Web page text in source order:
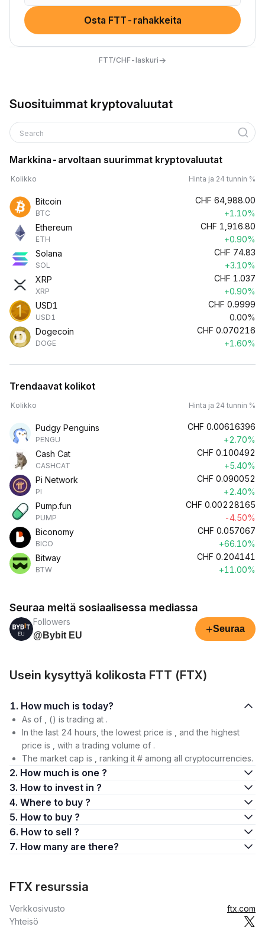
Osta FTT-rahakkeita
FTT/CHF-laskuri→
Suosituimmat kryptovaluutat
Search
Markkina-arvoltaan suurimmat kryptovaluutat
Kolikko Hinta ja 24 tunnin %
Bitcoin
BTC
CHF 64,988.00
+1.10%
Ethereum
ETH
CHF 1,916.80
+0.90%
Solana
SOL
CHF 74.83
+3.10%
XRP
XRP
CHF 1.037
+0.90%
USD1
USD1
CHF 0.9999
0.00%
Dogecoin
DOGE
CHF 0.070216
+1.60%
Trendaavat kolikot
Kolikko Hinta ja 24 tunnin %
Pudgy Penguins
PENGU
CHF 0.00616396
+2.70%
Cash Cat
CASHCAT
CHF 0.100492
+5.40%
Pi Network
PI
CHF 0.090052
+2.40%
Pump.fun
PUMP
CHF 0.00228165
-4.50%
Biconomy
BICO
CHF 0.057067
+66.10%
Bitway
BTW
CHF 0.204141
+11.00%
Seuraa meitä sosiaalisessa mediassa
Followers
@Bybit EU
+Seuraa
Usein kysyttyä kolikosta FTT (FTX)
1. How much is today?
As of , () is trading at .
In the last 24 hours, the lowest price is , and the highest
price is , with a trading volume of .
The market cap is , ranking it # among all cryptocurrencies.
2. How much is one ?
3. How to invest in ?
4. Where to buy ?
5. How to buy ?
6. How to sell ?
7. How many are there?
FTX resurssia
Verkkosivusto
ftx.com
Yhteisö